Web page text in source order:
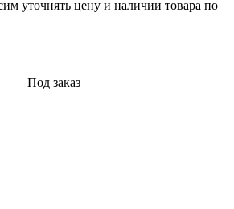
уточнять цену и наличии товара по
Под заказ